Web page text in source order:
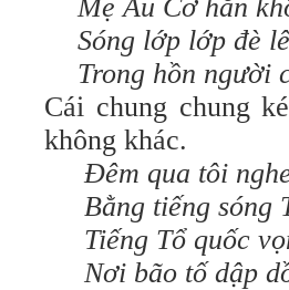
Mẹ Âu Cơ hẳn
Sóng lớp lớp đè
Trong hồn người
Cái chung chung
không khác.
Đêm qua tôi
Bằng tiếng sóng
Tiếng Tổ quốc
Nơi bão tố dập